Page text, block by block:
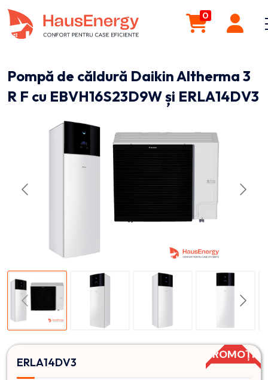
0
Pompă de căldură Daikin Altherma 3
R F cu EBVH16S23D9W și ERLA14DV3
PROMOȚIE
ERLA14DV3